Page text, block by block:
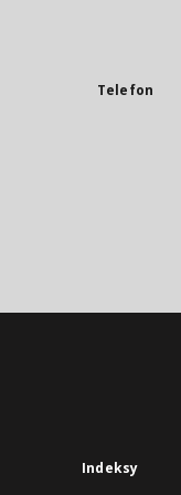
Telefon
Indeksy